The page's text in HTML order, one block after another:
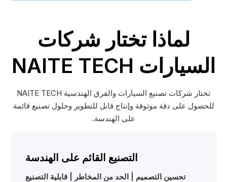
لماذا تختار شركات
السيارات NAITE TECH
تختار شركات تصنيع السيارات والفرق الهندسية NAITE TECH
للحصول على دقة موثوقة وإنتاج قابل للتطوير وحلول تصنيع قائمة
على الهندسة.
التصنيع القائم على الهندسة
تحسين التصميم | الحد من المخاطر | قابلية التصنيع